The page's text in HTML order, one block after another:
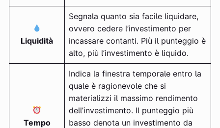
Liquidità
Segnala quanto sia facile liquidare,
ovvero cedere l’investimento per
incassare contanti. Più il punteggio è
alto, più l’investimento è liquido.
Tempo
Indica la finestra temporale entro la
quale è ragionevole che si
materializzi il massimo rendimento
dell’investimento. Il punteggio più
basso denota un investimento da